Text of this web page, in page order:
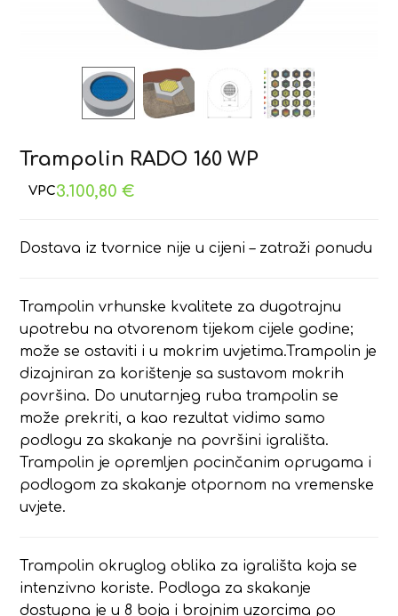
Trampolin RADO 160 WP
3.100,80€
Dostava iz tvornice nije u cijeni – zatraži ponudu
Trampolin vrhunske kvalitete za dugotrajnu
upotrebu na otvorenom tijekom cijele godine;
može se ostaviti i u mokrim uvjetima.Trampolin je
dizajniran za korištenje sa sustavom mokrih
površina. Do unutarnjeg ruba trampolin se
može prekriti, a kao rezultat vidimo samo
podlogu za skakanje na površini igrališta.
Trampolin je opremljen pocinčanim oprugama i
podlogom za skakanje otpornom na vremenske
uvjete.
Trampolin okruglog oblika za igrališta koja se
intenzivno koriste. Podloga za skakanje
dostupna je u 8 boja i brojnim uzorcima po